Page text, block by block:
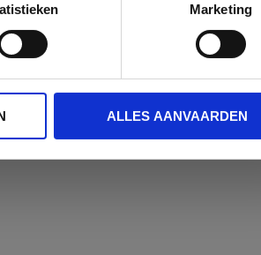
Marketing
ALLES AANVAARDEN